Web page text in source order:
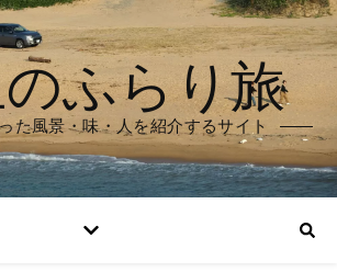
ふらり旅
た風景・味・人を紹介するサイト